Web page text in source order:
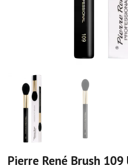
Pierre René Brush 109